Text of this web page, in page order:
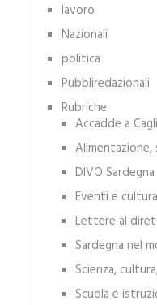
lavoro
Nazionali
politica
Pubbliredazionali
Rubriche
Accadde a
DIVO Sardegna
Eventi e cultura
Lettere al
Sardegna nel
Scienza,
Scuola e